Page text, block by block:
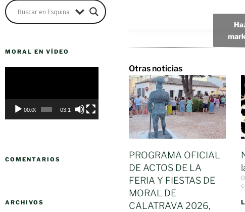
MORAL EN VÍDEO
00:00 03:17
COMENTARIOS
ARCHIVOS
Otras noticias
PROGRAMA OFICIAL
DE ACTOS DE LA
FERIA Y FIESTAS DE
MORAL DE
CALATRAVA 2026,